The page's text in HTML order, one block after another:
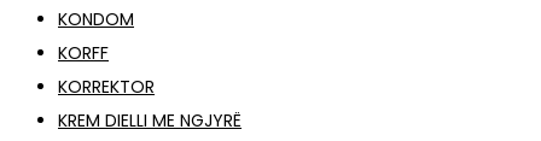
KONDOM
KORFF
KORREKTOR
KREM DIELLI ME NGJYRË